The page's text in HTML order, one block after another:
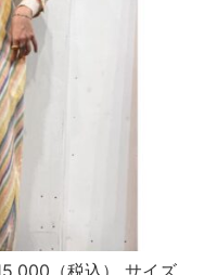
（税込） サイズ